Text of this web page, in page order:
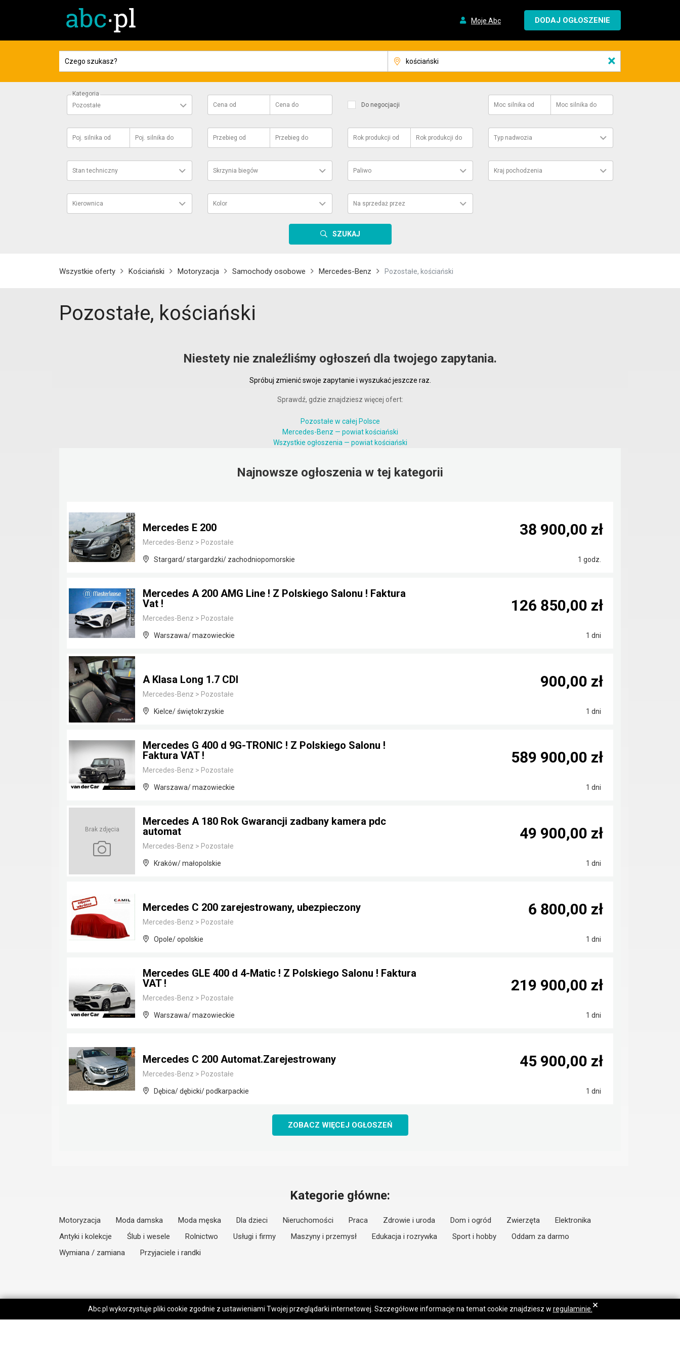
Moje Abc DODAJ OGŁOSZENIE
×
Kategoria
Pozostałe
Cena od Cena do Do negocjacji Moc silnika od Moc silnika do
Poj. silnika od Poj. silnika do Przebieg od Przebieg do Rok produkcji od Rok produkcji do Typ nadwozia
Stan techniczny Skrzynia biegów Paliwo Kraj pochodzenia
Kierownica Kolor Na sprzedaż przez
SZUKAJ
Wszystkie oferty Kościański Motoryzacja Samochody osobowe Mercedes-Benz Pozostałe, kościański
Pozostałe, kościański
Niestety nie znaleźliśmy ogłoszeń dla twojego zapytania.
Spróbuj zmienić swoje zapytanie i wyszukać jeszcze raz.
Sprawdź, gdzie znajdziesz więcej ofert:
Pozostałe w całej Polsce
Mercedes-Benz — powiat kościański
Wszystkie ogłoszenia — powiat kościański
Najnowsze ogłoszenia w tej kategorii
Mercedes E 200
Mercedes-Benz > Pozostałe
Stargard/ stargardzki/ zachodniopomorskie 1 godz.
38 900,00 zł
Mercedes A 200 AMG Line ! Z Polskiego Salonu ! Faktura
Vat !
Mercedes-Benz > Pozostałe
Warszawa/ mazowieckie 1 dni
126 850,00 zł
A Klasa Long 1.7 CDI
Mercedes-Benz > Pozostałe
Kielce/ świętokrzyskie 1 dni
900,00 zł
Mercedes G 400 d 9G-TRONIC ! Z Polskiego Salonu !
Faktura VAT !
Mercedes-Benz > Pozostałe
Warszawa/ mazowieckie 1 dni
589 900,00 zł
Brak zdjęcia
Mercedes A 180 Rok Gwarancji zadbany kamera pdc
automat
Mercedes-Benz > Pozostałe
Kraków/ małopolskie 1 dni
49 900,00 zł
Mercedes C 200 zarejestrowany, ubezpieczony
Mercedes-Benz > Pozostałe
Opole/ opolskie 1 dni
6 800,00 zł
Mercedes GLE 400 d 4-Matic ! Z Polskiego Salonu ! Faktura
VAT !
Mercedes-Benz > Pozostałe
Warszawa/ mazowieckie 1 dni
219 900,00 zł
Mercedes C 200 Automat.Zarejestrowany
Mercedes-Benz > Pozostałe
Dębica/ dębicki/ podkarpackie 1 dni
45 900,00 zł
ZOBACZ WIĘCEJ OGŁOSZEŃ
Kategorie główne:
Motoryzacja Moda damska Moda męska Dla dzieci Nieruchomości Praca Zdrowie i uroda Dom i ogród Zwierzęta
Elektronika
Antyki i kolekcje
Ślub i wesele Rolnictwo Usługi i firmy Maszyny i przemysł Edukacja i rozrywka Sport i hobby
Oddam za darmo
Wymiana / zamiana
Przyjaciele i randki
Abc.pl wykorzystuje pliki cookie zgodnie z ustawieniami Twojej przeglądarki internetowej. Szczegółowe informacje na temat cookie znajdziesz w regulaminie. ×